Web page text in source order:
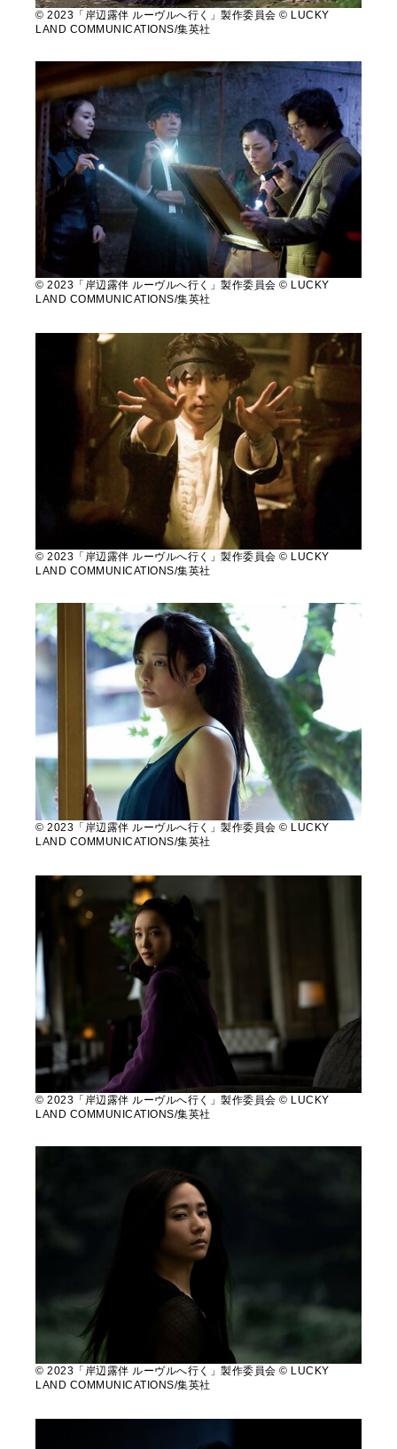
© 2023「岸辺露伴 ルーヴルへ行く」製作委員会 © LUCKY
LAND COMMUNICATIONS/集英社
© 2023「岸辺露伴 ルーヴルへ行く」製作委員会 © LUCKY
LAND COMMUNICATIONS/集英社
© 2023「岸辺露伴 ルーヴルへ行く」製作委員会 © LUCKY
LAND COMMUNICATIONS/集英社
© 2023「岸辺露伴 ルーヴルへ行く」製作委員会 © LUCKY
LAND COMMUNICATIONS/集英社
© 2023「岸辺露伴 ルーヴルへ行く」製作委員会 © LUCKY
LAND COMMUNICATIONS/集英社
© 2023「岸辺露伴 ルーヴルへ行く」製作委員会 © LUCKY
LAND COMMUNICATIONS/集英社